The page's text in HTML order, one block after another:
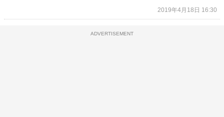
2019年4月18日 16:30
ADVERTISEMENT